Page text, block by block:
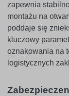
zapewnia
montażu na
poddaje się
kluczowy
oznakowania na
logistycznych